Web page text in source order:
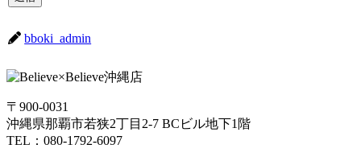
bboki_admin
〒900-0031
沖縄県那覇市若狭2丁目2-7 BCビル地下1階
TEL：080-1792-6097